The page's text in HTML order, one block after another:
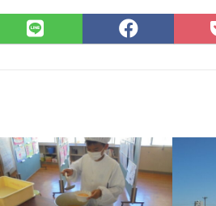
LINE
で
Facebook
で